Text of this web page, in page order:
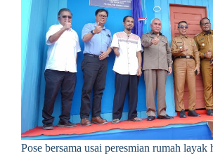
Pose bersama usai peresmian rumah layak